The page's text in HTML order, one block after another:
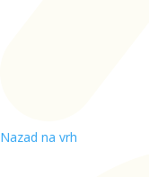
Nazad na vrh